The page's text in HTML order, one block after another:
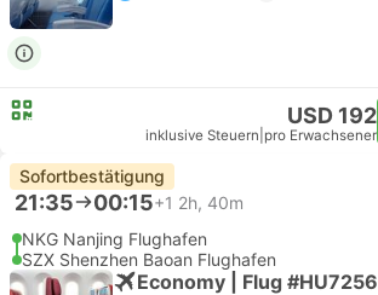
USD 192
inklusive Steuern pro Erwachsener
Sofortbestätigung
21:35 00:15+1 2h, 40m
NKG Nanjing Flughafen
SZX Shenzhen Baoan Flughafen
Economy | Flug #HU7256